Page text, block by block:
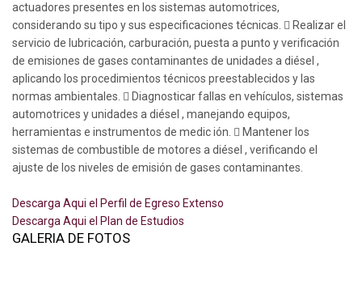
actuadores presentes en los sistemas automotrices,
considerando su tipo y sus especificaciones técnicas.  Realizar el
servicio de lubricación, carburación, puesta a punto y verificación
de emisiones de gases contaminantes de unidades a diésel ,
aplicando los procedimientos técnicos preestablecidos y las
normas ambientales.  Diagnosticar fallas en vehículos, sistemas
automotrices y unidades a diésel , manejando equipos,
herramientas e instrumentos de medic ión.  Mantener los
sistemas de combustible de motores a diésel , verificando el
ajuste de los niveles de emisión de gases contaminantes.
Descarga Aqui el Perfil de Egreso Extenso
Descarga Aqui el Plan de Estudios
GALERIA DE FOTOS